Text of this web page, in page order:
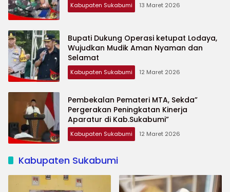
Kabupaten Sukabumi 13 Maret 2026
Bupati Dukung Operasi ketupat Lodaya,
Wujudkan Mudik Aman Nyaman dan
Selamat
Kabupaten Sukabumi 12 Maret 2026
Pembekalan Pemateri MTA, Sekda”
Pergerakan Peningkatan Kinerja
Aparatur di Kab.Sukabumi”
Kabupaten Sukabumi 12 Maret 2026
Kabupaten Sukabumi